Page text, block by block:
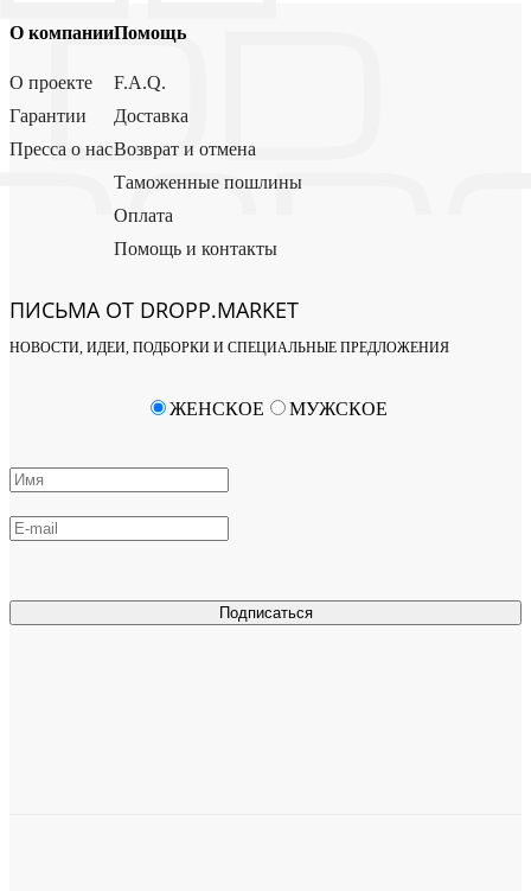
О компании
О проекте
Гарантии
Пресса о нас
Помощь
F.A.Q.
Доставка
Возврат и отмена
Таможенные пошлины
Оплата
Помощь и контакты
ПИСЬМА ОТ DROPP.MARKET
НОВОСТИ, ИДЕИ, ПОДБОРКИ И СПЕЦИАЛЬНЫЕ ПРЕДЛОЖЕНИЯ
Подписаться
ЖЕНСКОЕ МУЖСКОЕ